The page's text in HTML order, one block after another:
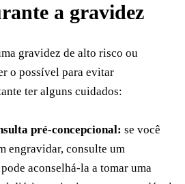
a gravidez
gravidez de alto risco ou
o possível para evitar
ter alguns cuidados:
pré-concepcional: se você
engravidar, consulte um
aconselhá-la a tomar uma